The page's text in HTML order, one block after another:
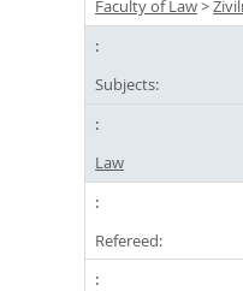
Faculty of Law>
Subjects:
Law
Refereed: